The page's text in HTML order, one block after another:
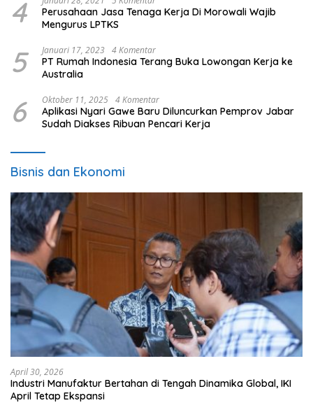
4
Perusahaan Jasa Tenaga Kerja Di Morowali Wajib
Mengurus LPTKS
5 Januari 17, 2023 4 Komentar
PT Rumah Indonesia Terang Buka Lowongan Kerja ke
Australia
6 Oktober 11, 2025 4 Komentar
Aplikasi Nyari Gawe Baru Diluncurkan Pemprov Jabar
Sudah Diakses Ribuan Pencari Kerja
Bisnis dan Ekonomi
April 30, 2026
Industri Manufaktur Bertahan di Tengah Dinamika Global, IKI
April Tetap Ekspansi